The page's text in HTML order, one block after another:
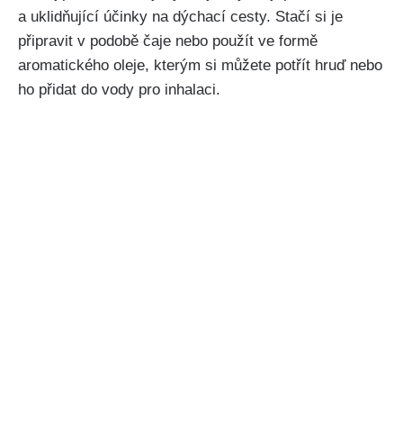
a ‍uklidňující účinky na dýchací cesty. Stačí si je ​
připravit v⁢ podobě čaje nebo použít ve formě
⁤aromatického oleje, kterým si můžete potřít hruď nebo
‍ho přidat do vody pro inhalaci.